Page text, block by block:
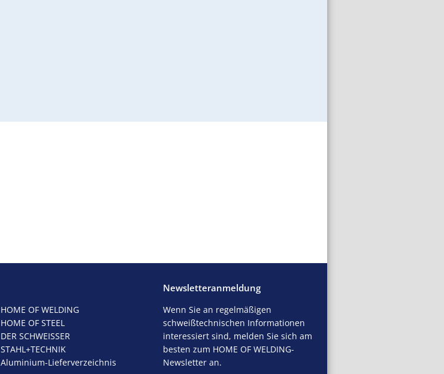
HOME OF WELDING
HOME OF STEEL
DER SCHWEISSER
STAHL+TECHNIK
Aluminium-Lieferverzeichnis
Newsletteranmeldung
Wenn Sie an regelmäßigen
schweißtechnischen Informationen
interessiert sind, melden Sie sich am
besten zum HOME OF WELDING-
Newsletter an.